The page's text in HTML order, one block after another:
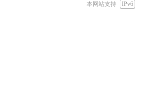
本网站支持 IPv6